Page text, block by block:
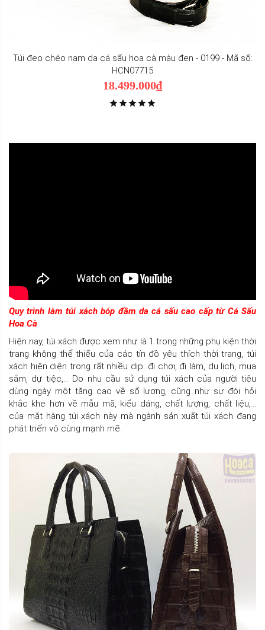
Túi đeo chéo nam da cá sấu hoa cà màu đen - 0199 - Mã số:
HCN07715
18.499.000₫
Quy trình làm túi xách bóp đầm da cá sấu cao cấp từ Cá Sấu
Hoa Cà
Hiện nay, túi xách được xem như là 1 trong những phụ kiện thời
trang không thể thiếu của các tín đồ yêu thích thời trang, túi
xách hiện diện trong rất nhiều dịp: đi chơi, đi làm, du lịch, mua
sắm, dự tiệc,… Do nhu cầu sử dụng túi xách của người tiêu
dùng ngày một tăng cao về số lượng, cũng như sự đòi hỏi
khắc khe hơn về mẫu mã, kiểu dáng, chất lượng, chất liệu,…
của mặt hàng túi xách này mà ngành sản xuất túi xách đang
phát triển vô cùng mạnh mẽ.